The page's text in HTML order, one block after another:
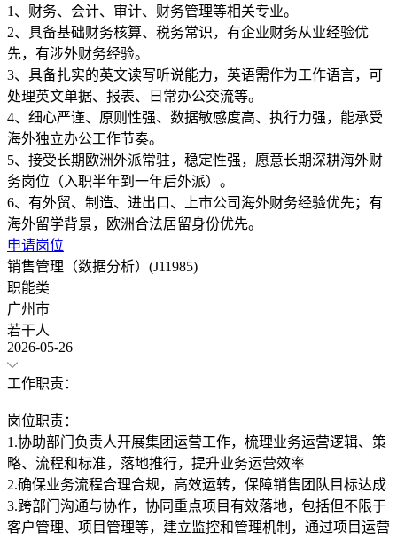
1、财务、会计、审计、财务管理等相关专业。
2、具备基础财务核算、税务常识，有企业财务从业经验优
先，有涉外财务经验。
3、具备扎实的英文读写听说能力，英语需作为工作语言，可
处理英文单据、报表、日常办公交流等。
4、细心严谨、原则性强、数据敏感度高、执行力强，能承受
海外独立办公工作节奏。
5、接受长期欧洲外派常驻，稳定性强，愿意长期深耕海外财
务岗位（入职半年到一年后外派）。
6、有外贸、制造、进出口、上市公司海外财务经验优先；有
申请岗位
销售管理（数据分析）(J11985)
职能类
广州市
若干人
2026-05-26
工作职责：
岗位职责：
1.协助部门负责人开展集团运营工作，梳理业务运营逻辑、策
略、流程和标准，落地推行，提升业务运营效率
2.确保业务流程合理合规，高效运转，保障销售团队目标达成
3.跨部门沟通与协作，协同重点项目有效落地，包括但不限于
客户管理、项目管理等，建立监控和管理机制，通过项目运营